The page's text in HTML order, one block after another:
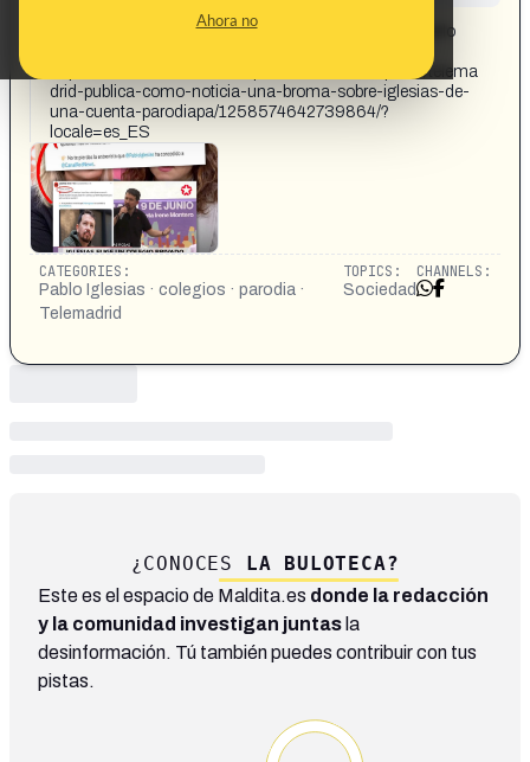
Ahora no
Telemadrid publica como noticia una broma sobre Pablo
https://www.facebook.com/SpanishRevolution/posts/telema
drid-publica-como-noticia-una-broma-sobre-iglesias-de-
una-cuenta-parodiapa/1258574642739864/?
locale=es_ES
CATEGORIES:
Pablo Iglesias · colegios · parodia ·
Telemadrid
TOPICS:
Sociedad
CHANNELS:
¿CONOCES LA BULOTECA?
Este es el espacio de Maldita.es donde la redacción
y la comunidad investigan juntas la
desinformación. Tú también puedes contribuir con tus
pistas.